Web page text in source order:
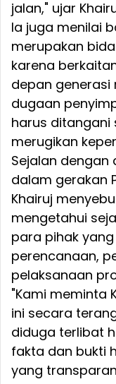
jalan," ujar
Ia juga menilai
merupakan
karena
depan generasi
dugaan
harus ditangani
merugikan
Sejalan dengan
dalam gerakan
Khairuj
mengetahui
para pihak
perencanaan,
pelaksanaan
"Kami meminta
ini secara
diduga terlibat
fakta dan bukti
yang